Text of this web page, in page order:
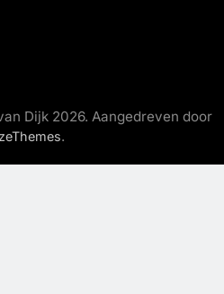
Dijk 2026. Aangedreven door
.